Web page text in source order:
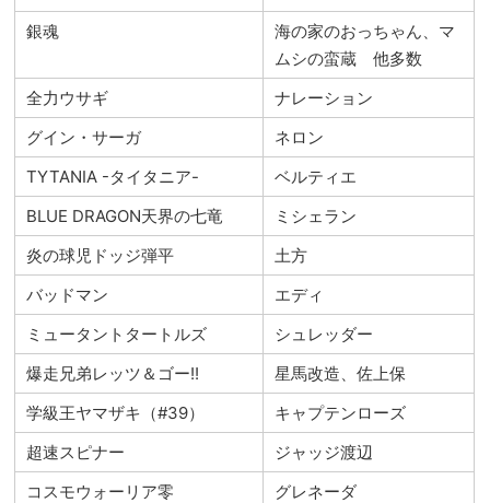
銀魂
海の家のおっちゃん、マ
ムシの蛮蔵 他多数
全力ウサギ
ナレーション
グイン・サーガ
ネロン
TYTANIA -タイタニア-
ベルティエ
BLUE DRAGON天界の七竜
ミシェラン
炎の球児ドッジ弾平
土方
バッドマン
エディ
ミュータントタートルズ
シュレッダー
爆走兄弟レッツ＆ゴー!!
星馬改造、佐上保
学級王ヤマザキ（#39）
キャプテンローズ
超速スピナー
ジャッジ渡辺
コスモウォーリア零
グレネーダ